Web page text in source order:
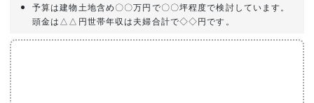
予算は建物土地含め〇〇万円で〇〇坪程度で検討しています。
頭金は△△円世帯年収は夫婦合計で◇◇円です。